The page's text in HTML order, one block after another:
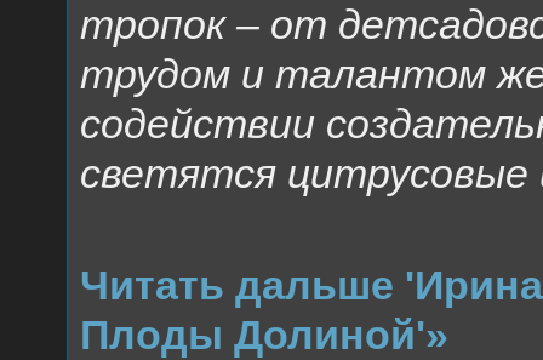
тропок – от
трудом и талантом
содействии
светятся
Читать дальше
Плоды Долиной'»